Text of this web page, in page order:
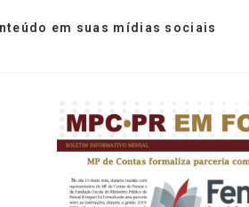
em suas mídias sociais